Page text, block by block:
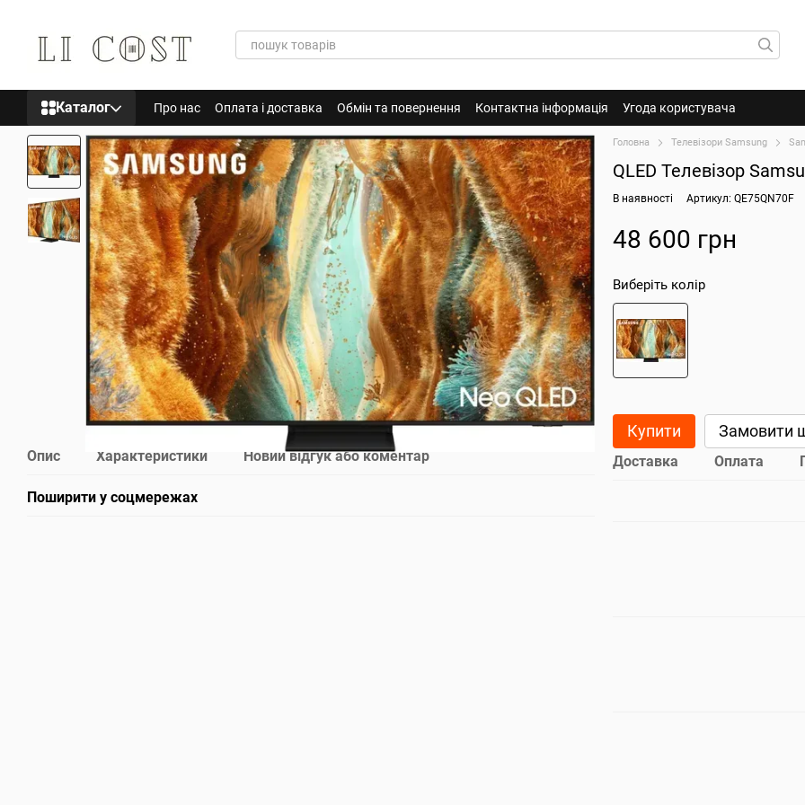
Каталог Про нас Оплата і доставка Обмін та повернення Контактна інформація Угода користувача
Опис Характеристики Новий відгук або коментар
Поширити у соцмережах
Головна Телевізори Samsung
QLED Телевізор
В наявності Артикул: QE75QN70F
48 600 грн
Виберіть колір
Купити Замовити
Доставка Оплата